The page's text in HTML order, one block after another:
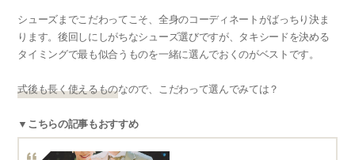
シューズまでこだわってこそ、全身のコーディネートがばっちり決ま
ります。後回しにしがちなシューズ選びですが、タキシードを決める
タイミングで最も似合うものを一緒に選んでおくのがベストです。
式後も長く使えるものなので、こだわって選んでみては？
▼こちらの記事もおすすめ